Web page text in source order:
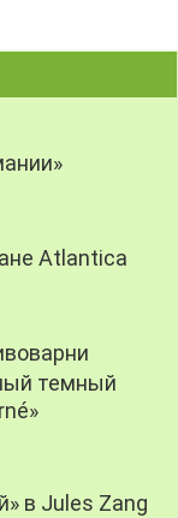
Atlantica
темный
в Jules Zang